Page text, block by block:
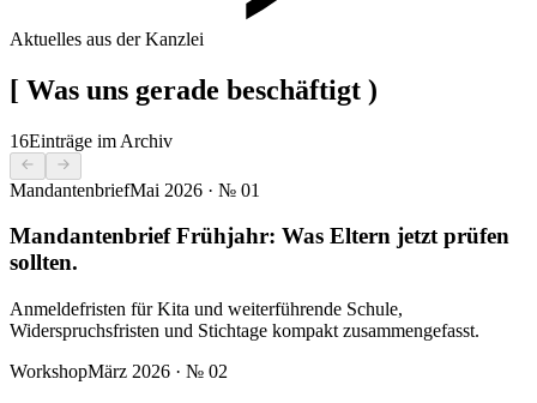
Aktuelles aus der Kanzlei
[ Was uns gerade beschäftigt )
16Einträge im Archiv
MandantenbriefMai 2026 · № 01
Mandantenbrief Frühjahr: Was Eltern jetzt prüfen
sollten.
Anmeldefristen für Kita und weiterführende Schule,
Widerspruchsfristen und Stichtage kompakt zusammengefasst.
WorkshopMärz 2026 · № 02